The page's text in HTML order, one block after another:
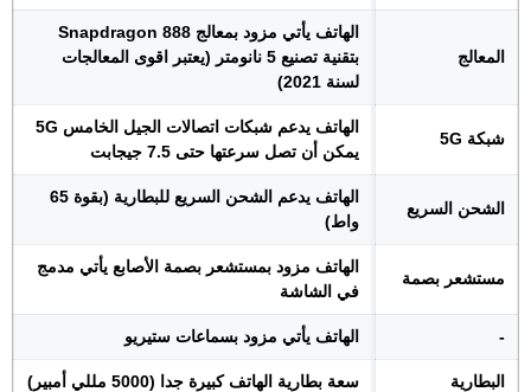
المعالج
الهاتف يأتي مزود بمعالج Snapdragon 888
بتقنية تصنيع 5 نانومتر (يعتبر اقوى المعالجات
لسنة 2021)
شبكة 5G
الهاتف يدعم شبكات اتصالات الجيل الخامس 5G
يمكن أن تصل سرعتها حتى 7.5 جيجابت
الشحن السريع
الهاتف يدعم الشحن السريع للبطارية (بقوة 65
واط)
مستشعر بصمة
الهاتف مزود بمستشعر بصمة الأصابع يأتي مدمج
في الشاشة
- الهاتف يأتي مزود بسماعات ستيريو
البطارية سعة بطارية الهاتف كبيرة جدا (5000 مللي أمبير)